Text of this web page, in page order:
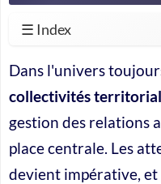
☰ Index
Dans l'univers
collectivités
gestion des relations
place centrale. Les
devient impérative,